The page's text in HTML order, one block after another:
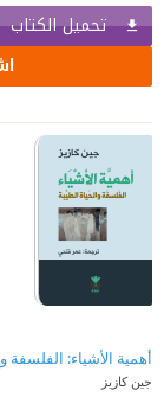
تحميل الكتاب
أهمية الأشياء: الفلسفة
جين كازيز